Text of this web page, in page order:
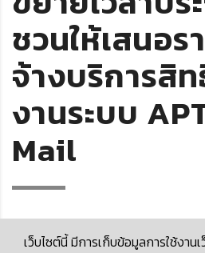
ชวนให้เสนอร
จ้างบริการสิท
งานระบบ
Mail
เว็บไซต์นี้ มีการเก็บข้อมูลการใช้งาน